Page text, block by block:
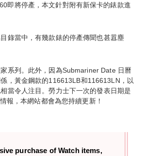
即將停產，本文針對附有新保卡的錶款進
錄當中，有幾款錶的停產傳聞也甚囂塵
系列。此外，因為Submariner Date 日曆
，黃金鋼款的116613LB和116613LN，以
當令人注目。勞力士下一次的發表日期是
報，本網站都會為您持續更新！
purchase of Watch items,